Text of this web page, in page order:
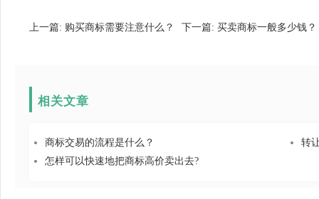
上一篇: 购买商标需要注意什么？ 下一篇: 买卖商标一般多少钱？
相关文章
商标交易的流程是什么？
转
怎样可以快速地把商标高价卖出去?